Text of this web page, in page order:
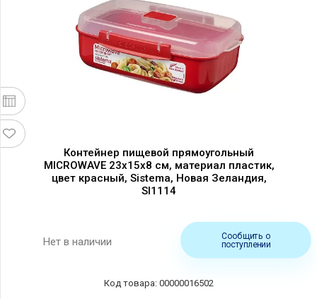
Контейнер пищевой прямоугольный
MICROWAVE 23х15х8 см, материал пластик,
цвет красный, Sistema, Новая Зеландия,
SI1114
Нет в наличии
Сообщить о
поступлении
00000016502